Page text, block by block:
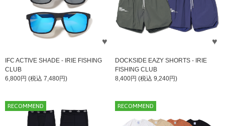
IFC ACTIVE SHADE - IRIE FISHING
CLUB
6,800円 (税込 7,480円)
DOCKSIDE EAZY SHORTS - IRIE
FISHING CLUB
8,400円 (税込 9,240円)
RECOMMEND RECOMMEND